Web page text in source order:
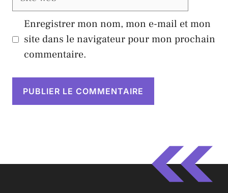
Enregistrer mon nom, mon e-mail et mon
site dans le navigateur pour mon prochain
commentaire.
e